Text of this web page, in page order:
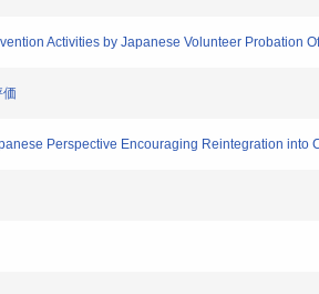
Activities by Japanese Volunteer Probation
Perspective Encouraging Reintegration into